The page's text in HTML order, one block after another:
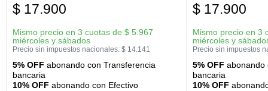
$ 17.900
Mismo precio en 3 cuotas de $ 5.967
miércoles y sábados
Precio sin impuestos nacionales: $ 14.141
5% OFF abonando con Transferencia
bancaria
10% OFF abonando con Efectivo
$ 17.900
Mismo precio en 3
miércoles y
Precio sin impuestos
5% OFF abonando
bancaria
10% OFF